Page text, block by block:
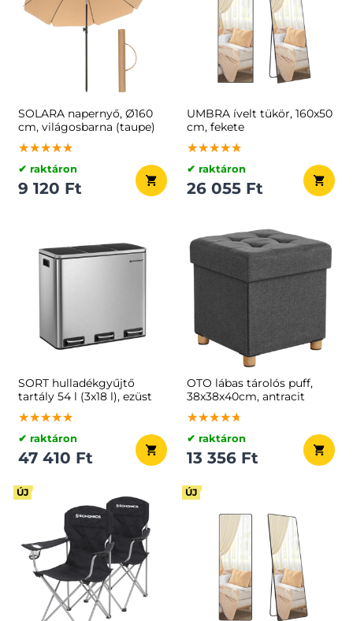
SOLARA napernyő, Ø160
cm, világosbarna (taupe)
★★★★★
★★★★★
★★★★★
✔ raktáron
9 120 Ft
UMBRA ívelt tükör, 160x50
cm, fekete
★★★★★
★★★★★
★★★★★
✔ raktáron
26 055 Ft
SORT hulladékgyűjtő
tartály 54 l (3x18 l), ezüst
★★★★★
★★★★★
★★★★★
✔ raktáron
47 410 Ft
OTO lábas tárolós puff,
38x38x40cm, antracit
★★★★★
★★★★★
★★★★★
✔ raktáron
13 356 Ft
ÚJ ÚJ